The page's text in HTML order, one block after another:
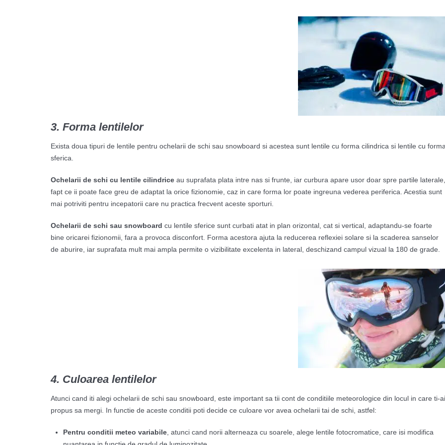
3. Forma lentilelor
Exista doua tipuri de lentile pentru ochelarii de schi sau snowboard si acestea sunt lentile cu forma cilindrica si lentile cu
sferica.
Ochelarii de schi cu lentile cilindrice au suprafata plata intre nas si frunte, iar curbura apare usor doar spre partile laterale,
fapt ce ii poate face greu de adaptat la orice fizionomie, caz in care forma lor poate ingreuna vederea periferica. Acestia sunt
mai potriviti pentru incepatorii care nu practica frecvent aceste sporturi.
Ochelarii de schi sau snowboard cu lentile sferice sunt curbati atat in plan orizontal, cat si vertical, adaptandu-se foarte
bine oricarei fizionomii, fara a provoca disconfort. Forma acestora ajuta la reducerea reflexiei solare si la scaderea sanselor
de aburire, iar suprafata mult mai ampla permite o vizibilitate excelenta in lateral, deschizand campul vizual la 180 de grade.
4. Culoarea lentilelor
Atunci cand iti alegi ochelarii de schi sau snowboard, este important sa tii cont de conditiile meteorologice din locul in care ti-ai
propus sa mergi. In functie de aceste conditii poti decide ce culoare vor avea ochelarii tai de schi, astfel:
Pentru conditii meteo variabile , atunci cand norii alterneaza cu soarele, alege lentile fotocromatice, care isi modifica